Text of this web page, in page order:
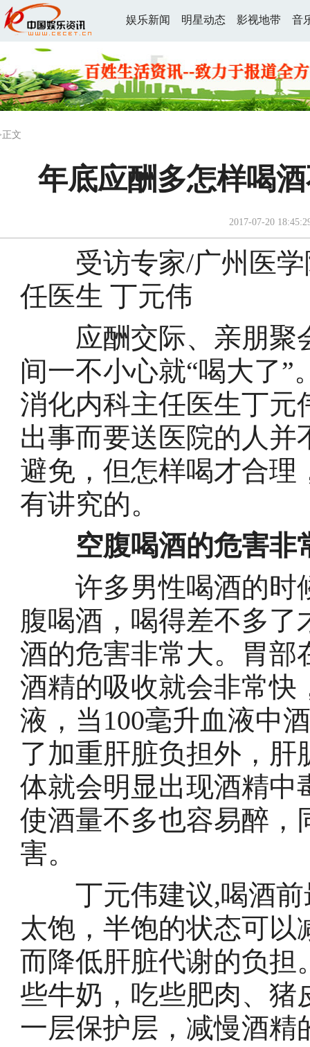
娱乐新闻 明星动态 影视地带 音
文
年底应酬多怎样喝
2017-07-20
受访专家/广州医学
任医生 丁元伟
应酬交际、亲朋聚
间一不小心就“喝大了
消化内科主任医生丁元
出事而要送医院的人
避免，但怎样喝才合理
有讲究的。
空腹喝酒的危害非
许多男性喝酒的时
腹喝酒，喝得差不多
酒的危害非常大。胃部
酒精的吸收就会非常快
液，当100毫升血液中
了加重肝脏负担外，肝
体就会明显出现酒精中
使酒量不多也容易醉，
害。
丁元伟建议,喝酒前
太饱，半饱的状态可
而降低肝脏代谢的负担
些牛奶，吃些肥肉、猪
一层保护层，减慢酒精